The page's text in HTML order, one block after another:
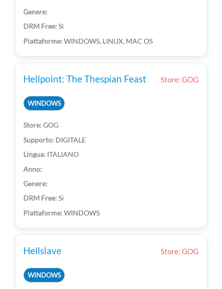
Sì
WINDOWS, LINUX, MAC OS
Hellpoint: The Thespian Feast Store: GOG
WINDOWS
GOG
DIGITALE
ITALIANO
Sì
WINDOWS
Hellslave Store: GOG
WINDOWS